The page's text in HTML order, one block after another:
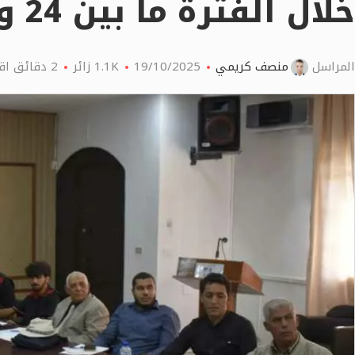
خلال الفترة ما بين 24 و30 أكتوبر الجاري
المراسل منصف كريمي 19/10/2025
1.1K زائر